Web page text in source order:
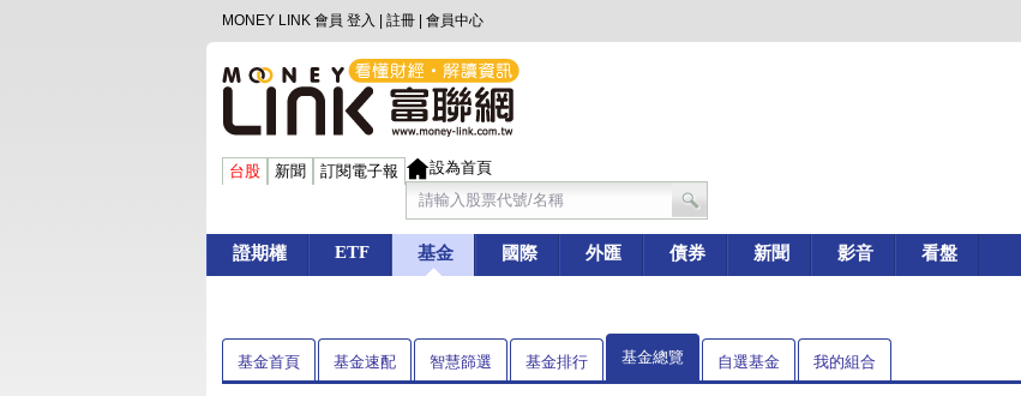
MONEY LINK 會員 登入 註冊 會員中心
台股 新聞 訂閱電子報 設為首頁
證期權 ETF 基金 國際 外匯 債券 新聞 影音 看盤
基金首頁 基金速配 智慧篩選 基金排行 基金總覽 自選基金 我的組合